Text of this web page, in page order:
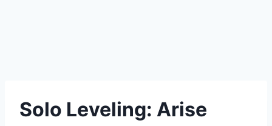
Solo Leveling: Arise